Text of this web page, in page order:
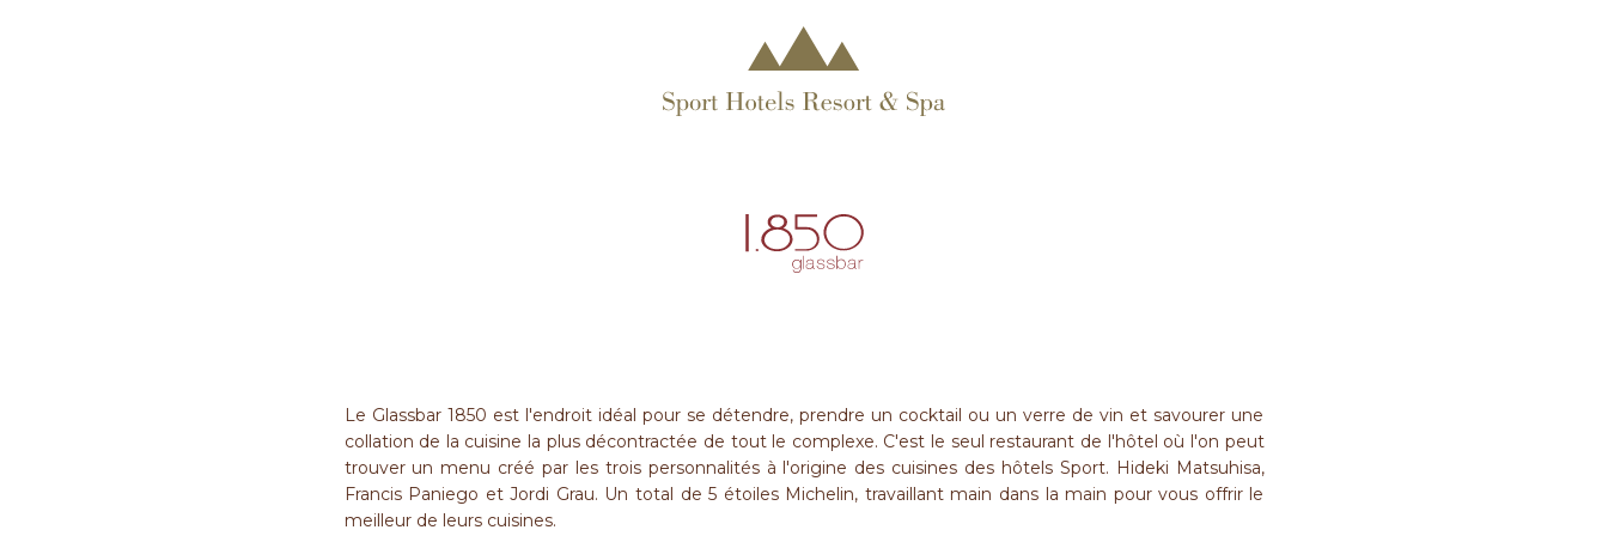
Le Glassbar 1850 est l'endroit idéal pour se détendre, prendre un cocktail ou un verre de vin et savourer une
collation de la cuisine la plus décontractée de tout le complexe. C'est le seul restaurant de l'hôtel où l'on peut
trouver un menu créé par les trois personnalités à l'origine des cuisines des hôtels Sport. Hideki Matsuhisa,
Francis Paniego et Jordi Grau. Un total de 5 étoiles Michelin, travaillant main dans la main pour vous offrir le
meilleur de leurs cuisines.